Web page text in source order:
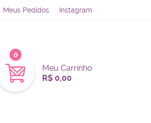
Meus Pedidos Instagram
Meu Carrinho
0
R$ 0,00